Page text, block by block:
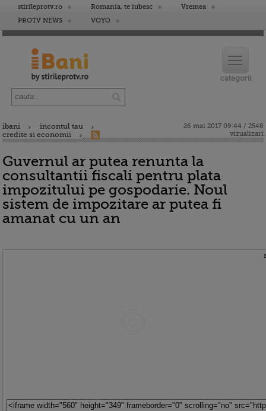
stirileprotv.ro Romania, te iubesc
Vremea
PROTV NEWS
VOYO
ibani
incontul tau
credite si economii
26 mai 2017 09:44 / 2548
vizualizari
Guvernul ar putea renunta la
consultantii fiscali pentru plata
impozitului pe gospodarie. Noul
sistem de impozitare ar putea fi
amanat cu un an